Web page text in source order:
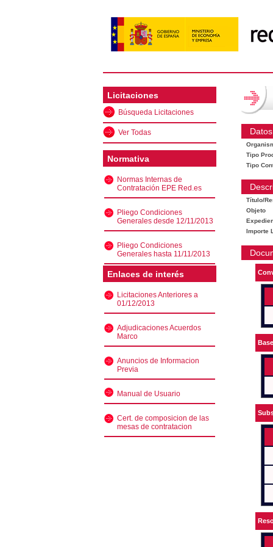
Licitaciones
Búsqueda Licitaciones
Ver Todas
Normativa
Normas Internas de
Contratación EPE Red.es
Pliego Condiciones
Generales desde 12/11/2013
Pliego Condiciones
Generales hasta 11/11/2013
Enlaces de interés
Licitaciones Anteriores a
01/12/2013
Adjudicaciones Acuerdos
Marco
Anuncios de Informacion
Previa
Manual de Usuario
Cert. de composicion de las
mesas de contratacion
Tipo
Tipo
Título/
Objeto
Importe